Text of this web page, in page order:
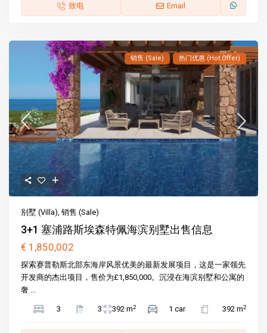
致电 Email
销售 (Sale) 热门优惠 (Hot Offer)
别墅 (Villa),销售 (Sale)
3+1 塞浦路斯埃森特佩海滨别墅出售信息
€ 1,850,002
探索赛普勒斯北部东海岸风景优美的最新发展项目，这是一家领先
开发商的杰出项目，售价为£1,850,000。沉浸在海滨别墅和公寓的
奢 ...
3 3 392 m2 1 car 392 m2